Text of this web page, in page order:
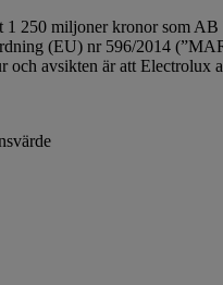
250 miljoner kronor som
(EU) nr 596/2014
avsikten är att Electrolux